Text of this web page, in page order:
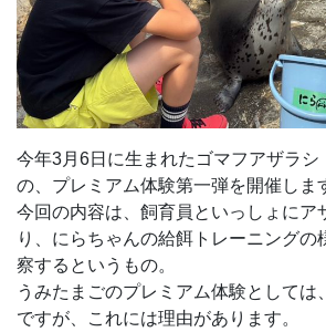
今年3月6日に生まれたゴマフアザラシ
の、プレミアム体験第一弾を開催しま
今回の内容は、飼育員といっしょにア
り、にらちゃんの給餌トレーニングの
察するというもの。
うみたまごのプレミアム体験としては
ですが、これには理由があります。